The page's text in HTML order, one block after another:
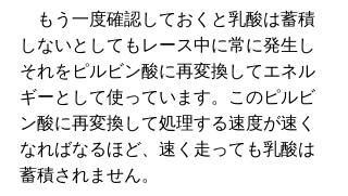
もう一度確認しておくと乳酸は蓄積
しないとしてもレース中に常に発生し
それをピルビン酸に再変換してエネル
ギーとして使っています。このピルビ
ン酸に再変換して処理する速度が速く
なればなるほど、速く走っても乳酸は
蓄積されません。